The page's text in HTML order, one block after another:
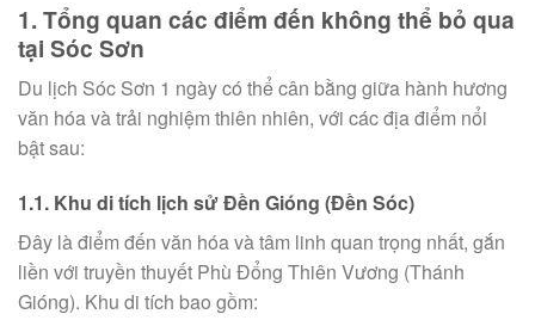
1. Tổng quan các điểm đến không thể bỏ qua
tại Sóc Sơn
Du lịch Sóc Sơn 1 ngày có thể cân bằng giữa hành hương
văn hóa và trải nghiệm thiên nhiên, với các địa điểm nổi
bật sau:
1.1. Khu di tích lịch sử Đền Gióng (Đền Sóc)
Đây là điểm đến văn hóa và tâm linh quan trọng nhất, gắn
liền với truyền thuyết Phù Đổng Thiên Vương (Thánh
Gióng). Khu di tích bao gồm: